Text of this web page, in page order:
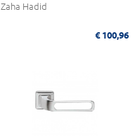
Zaha Hadid
€ 100,96